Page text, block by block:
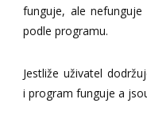
funguje, ale
podle programu.
Jestliže uživatel
i program funguje a